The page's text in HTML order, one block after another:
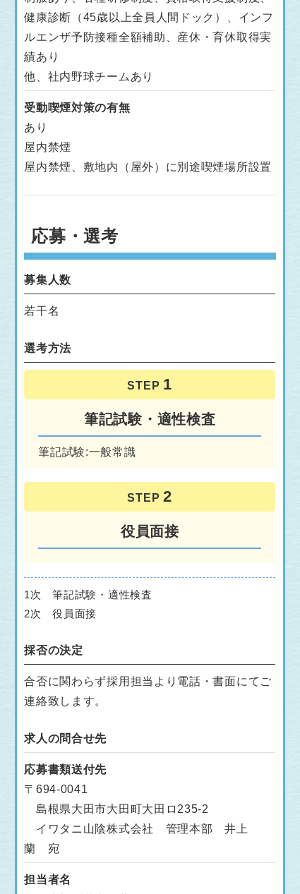
健康診断（45歳以上全員人間ドック）、インフ
ルエンザ予防接種全額補助、産休・育休取得実
績あり
他、社内野球チームあり
受動喫煙対策の有無
あり
屋内禁煙
屋内禁煙、敷地内（屋外）に別途喫煙場所設置
応募・選考
募集人数
若干名
選考方法
STEP
筆記試験・適性検査
筆記試験:一般常識
STEP
役員面接
1次 筆記試験・適性検査
2次 役員面接
採否の決定
合否に関わらず採用担当より電話・書面にてご
連絡致します。
求人の問合せ先
応募書類送付先
〒694-0041
島根県大田市大田町大田ロ235-2
イワタニ山陰株式会社 管理本部 井上
蘭 宛
担当者名